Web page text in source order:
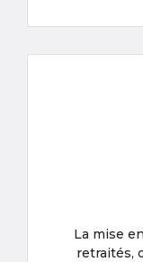
La mise
retraités,